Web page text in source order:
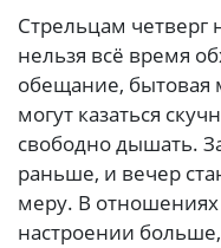
Стрельцам четверг
нельзя всё время
обещание, бытовая
могут казаться
свободно дышать.
раньше, и вечер
меру. В
настроении